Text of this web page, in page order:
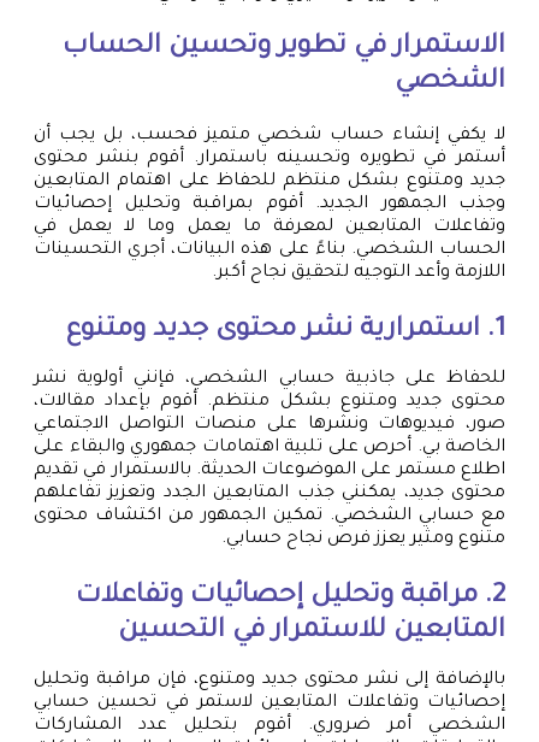
الاستمرار في تطوير وتحسين الحساب
الشخصي
لا يكفي إنشاء حساب شخصي متميز فحسب، بل يجب أن
أستمر في تطويره وتحسينه باستمرار. أقوم بنشر محتوى
جديد ومتنوع بشكل منتظم للحفاظ على اهتمام المتابعين
وجذب الجمهور الجديد. أقوم بمراقبة وتحليل إحصائيات
وتفاعلات المتابعين لمعرفة ما يعمل وما لا يعمل في
الحساب الشخصي. بناءً على هذه البيانات، أجري التحسينات
اللازمة وأعد التوجيه لتحقيق نجاح أكبر.
1. استمرارية نشر محتوى جديد ومتنوع
للحفاظ على جاذبية حسابي الشخصي، فإنني أولوية نشر
محتوى جديد ومتنوع بشكل منتظم. أقوم بإعداد مقالات،
صور، فيديوهات ونشرها على منصات التواصل الاجتماعي
الخاصة بي. أحرص على تلبية اهتمامات جمهوري والبقاء على
اطلاع مستمر على الموضوعات الحديثة. بالاستمرار في تقديم
محتوى جديد، يمكنني جذب المتابعين الجدد وتعزيز تفاعلهم
مع حسابي الشخصي. تمكين الجمهور من اكتشاف محتوى
متنوع ومثير يعزز فرص نجاح حسابي.
2. مراقبة وتحليل إحصائيات وتفاعلات
المتابعين للاستمرار في التحسين
بالإضافة إلى نشر محتوى جديد ومتنوع، فإن مراقبة وتحليل
إحصائيات وتفاعلات المتابعين لاستمر في تحسين حسابي
الشخصي أمر ضروري. أقوم بتحليل عدد المشاركات